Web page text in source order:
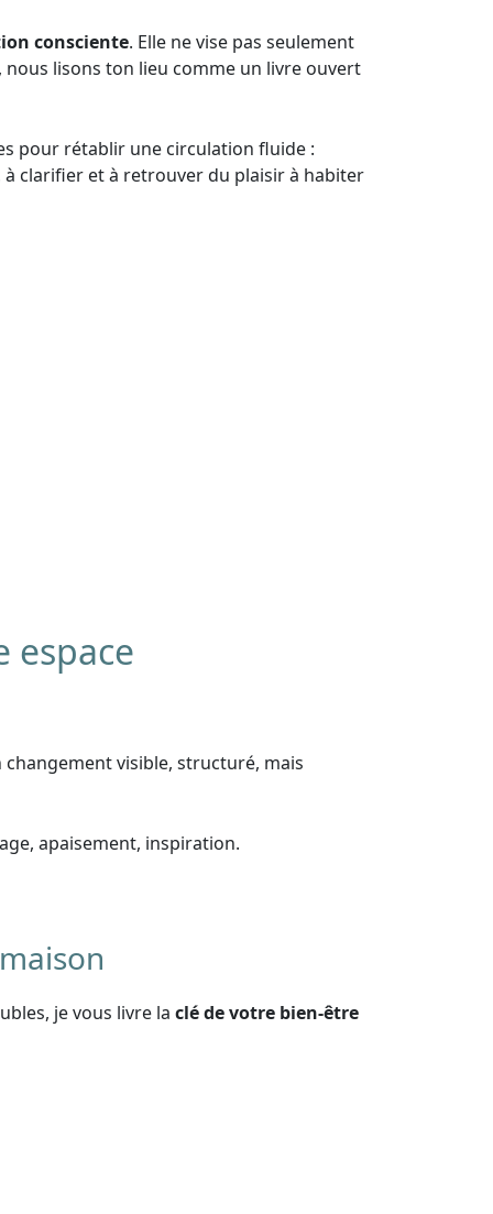
consciente. Elle ne vise pas seulement
lisons ton lieu comme un livre ouvert
pour rétablir une circulation fluide :
à clarifier et à retrouver du plaisir à habiter
espace
visible, structuré, mais
apaisement, inspiration.
je vous livre la clé de votre bien-être